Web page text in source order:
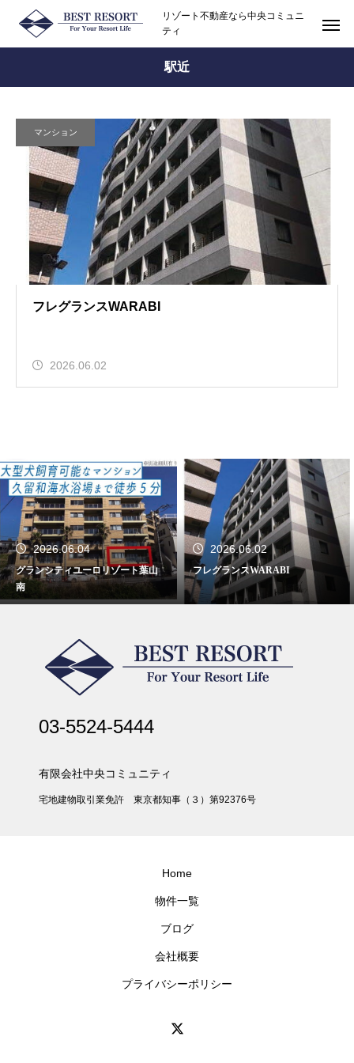
リゾート不動産なら中央コミュニ
ティ
駅近
マンション
フレグランスWARABI
2026.06.02
2026.06.04
グランシティユーロリゾート葉山
南
2026.06.02
フレグランスWARABI
03-5524-5444
有限会社中央コミュニティ
宅地建物取引業免許 東京都知事（３）第92376号
Home
物件一覧
ブログ
会社概要
プライバシーポリシー